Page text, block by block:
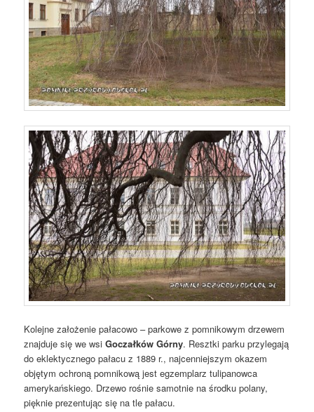
Kolejne założenie pałacowo – parkowe z pomnikowym drzewem
znajduje się we wsiGoczałków Górny. Resztki parku przylegają
do eklektycznego pałacu z 1889 r., najcenniejszym okazem
objętym ochroną pomnikową jest egzemplarz tulipanowca
amerykańskiego. Drzewo rośnie samotnie na środku polany,
pięknie prezentując się na tle pałacu.